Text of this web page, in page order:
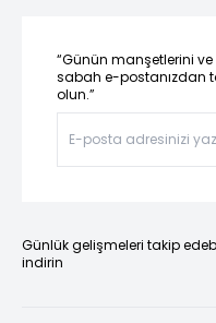
“Günün manşetlerini
sabah e-postanızdan
olun.”
Günlük gelişmeleri takip
indirin